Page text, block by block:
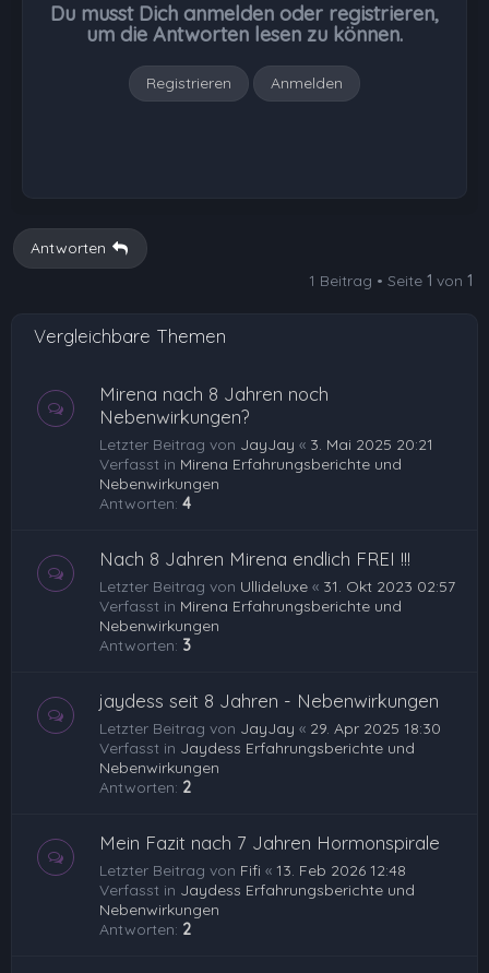
Du musst Dich anmelden oder registrieren,
um die Antworten lesen zu können.
Registrieren Anmelden
Antworten
1 Beitrag • Seite 1 von 1
Vergleichbare Themen
Mirena nach 8 Jahren noch
Nebenwirkungen?
Letzter Beitrag von JayJay « 3. Mai 2025 20:21
Verfasst in Mirena Erfahrungsberichte und
Nebenwirkungen
Antworten: 4
Nach 8 Jahren Mirena endlich FREI !!!
Letzter Beitrag von Ullideluxe « 31. Okt 2023 02:57
Verfasst in Mirena Erfahrungsberichte und
Nebenwirkungen
Antworten: 3
jaydess seit 8 Jahren - Nebenwirkungen
Letzter Beitrag von JayJay « 29. Apr 2025 18:30
Verfasst in Jaydess Erfahrungsberichte und
Nebenwirkungen
Antworten: 2
Mein Fazit nach 7 Jahren Hormonspirale
Letzter Beitrag von Fifi « 13. Feb 2026 12:48
Verfasst in Jaydess Erfahrungsberichte und
Nebenwirkungen
Antworten: 2